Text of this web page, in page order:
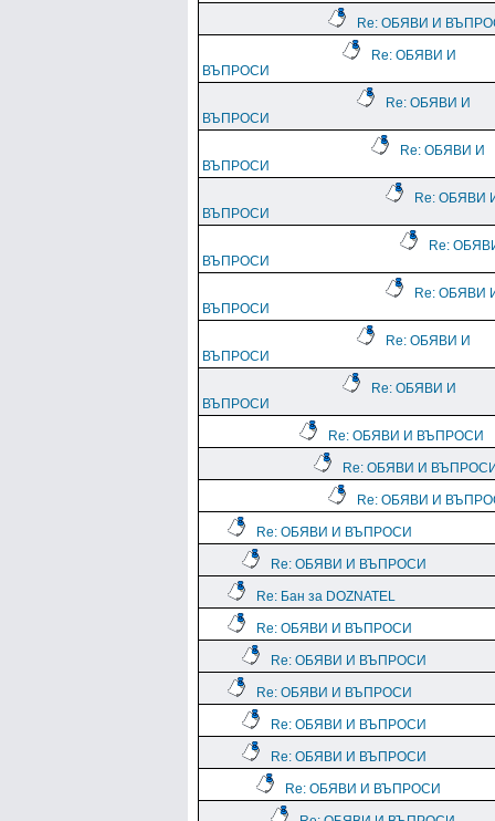
Re: ОБЯВИ И
Re: ОБЯВИ И
ВЪПРОСИ
Re: ОБЯВИ И
ВЪПРОСИ
Re: ОБЯВИ И
ВЪПРОСИ
Re: ОБЯВИ
ВЪПРОСИ
Re:
ВЪПРОСИ
Re: ОБЯВИ
ВЪПРОСИ
Re: ОБЯВИ И
ВЪПРОСИ
Re: ОБЯВИ И
ВЪПРОСИ
Re: ОБЯВИ И ВЪПРОСИ
Re: ОБЯВИ И
Re: ОБЯВИ И
Re: ОБЯВИ И ВЪПРОСИ
Re: ОБЯВИ И ВЪПРОСИ
Re: Бан за DOZNATEL
Re: ОБЯВИ И ВЪПРОСИ
Re: ОБЯВИ И ВЪПРОСИ
Re: ОБЯВИ И ВЪПРОСИ
Re: ОБЯВИ И ВЪПРОСИ
Re: ОБЯВИ И ВЪПРОСИ
Re: ОБЯВИ И ВЪПРОСИ